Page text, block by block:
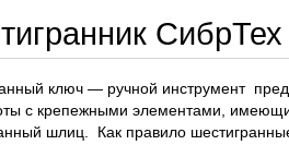
ключ — ручной инструмент
с крепежными элементами,
шлиц. Как правило